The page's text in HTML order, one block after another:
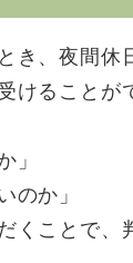
き、夜間休
けることが
」
のか」
くことで、